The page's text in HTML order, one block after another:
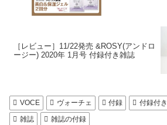
［レビュー］11/22発売 &ROSY(アンドロ
ージー) 2020年 1月号 付録付き雑誌
VOCE ヴォーチェ 付録 付録付き
雑誌
雑誌の付録